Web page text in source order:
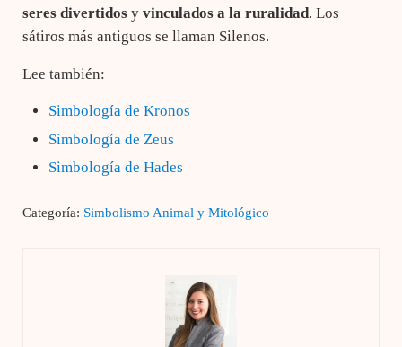
seres divertidosy vinculados a la ruralidad. Los
sátiros más antiguos se llaman Silenos.
Lee también:
Simbología de Kronos
Simbología de Zeus
Simbología de Hades
Categoría: Simbolismo Animal y Mitológico